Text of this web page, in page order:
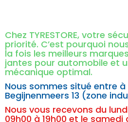
Chez TYRESTORE, votre
priorité. C’est pourquoi
la fois les meilleurs
jantes pour automobile et
mécanique optimal.
Nous sommes situé entre à
Begijnenmeers 13 (zone
Nous vous recevons du
09h00 à 19h00 et le samedi